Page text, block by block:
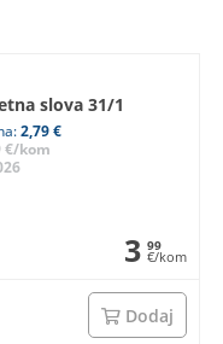
slova 31/1
2,79 €
€/kom
3 99
€/kom
Dodaj